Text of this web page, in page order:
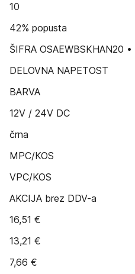
10
42% popusta
ŠIFRA OSAEWBSKHAN20 •
DELOVNA NAPETOST
BARVA
12V / 24V DC
črna
MPC/KOS
VPC/KOS
AKCIJA brez DDV-a
16,51 €
13,21 €
7,66 €